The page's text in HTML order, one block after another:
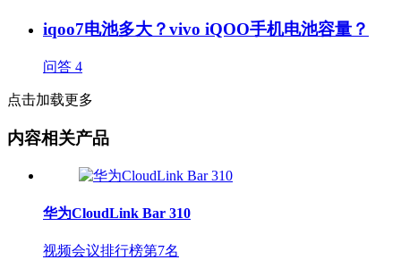
iqoo7电池多大？vivo iQOO手机电池容量？
问答 4
点击加载更多
内容相关产品
华为CloudLink Bar 310
视频会议排行榜第7名